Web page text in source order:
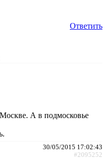
Ответить
А в подмосковье
30/05/2015 17:02:43
#2095252